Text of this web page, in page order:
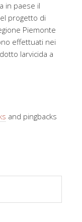
in paese il
progetto di
Piemonte
effettuati nei
larvicida a
and pingbacks